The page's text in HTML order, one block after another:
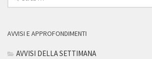
per:
AVVISI E APPROFONDIMENTI
AVVISI DELLA SETTIMANA